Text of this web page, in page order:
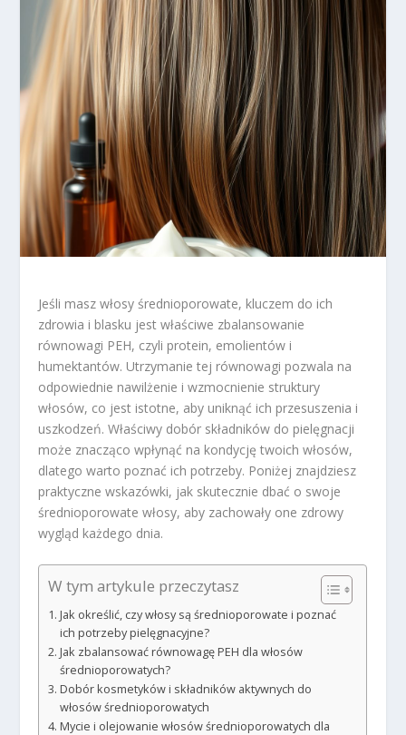
Jeśli masz włosy średnioporowate, kluczem do ich
zdrowia i blasku jest właściwe zbalansowanie
równowagi PEH, czyli protein, emolientów i
humektantów. Utrzymanie tej równowagi pozwala na
odpowiednie nawilżenie i wzmocnienie struktury
włosów, co jest istotne, aby uniknąć ich przesuszenia i
uszkodzeń. Właściwy dobór składników do pielęgnacji
może znacząco wpłynąć na kondycję twoich włosów,
dlatego warto poznać ich potrzeby. Poniżej znajdziesz
praktyczne wskazówki, jak skutecznie dbać o swoje
średnioporowate włosy, aby zachowały one zdrowy
wygląd każdego dnia.
W tym artykule przeczytasz
Jak określić, czy włosy są średnioporowate i poznać
ich potrzeby pielęgnacyjne?
Jak zbalansować równowagę PEH dla włosów
średnioporowatych?
Dobór kosmetyków i składników aktywnych do
włosów średnioporowatych
Mycie i olejowanie włosów średnioporowatych dla